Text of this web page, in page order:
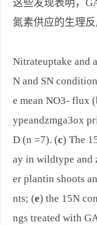
这些发现表明，
氮素供应的生理反
Nitrateuptake and
N and SN
e mean NO3- flux
ypeandzmga3ox
D (n =7). (c) The
ay in wildtype and
er plantin shoots
nts; (e) the 15N
ngs treated with